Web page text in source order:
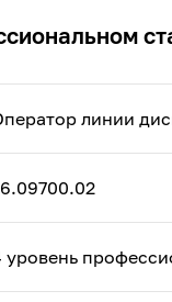
линии
уровень